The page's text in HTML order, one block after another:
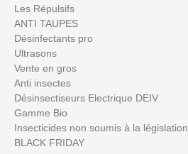
Les Répulsifs
ANTI TAUPES
Désinfectants pro
Ultrasons
Vente en gros
Anti insectes
Désinsectiseurs Electrique DEIV
Gamme Bio
Insecticides non soumis à la législation
BLACK FRIDAY